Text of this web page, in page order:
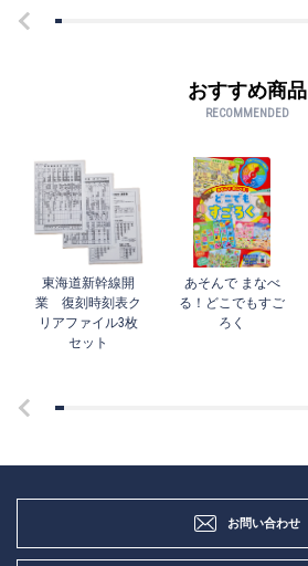
おすすめ商品
RECOMMENDED
東海道新幹線開
業 復刻時刻表ク
リアファイル3枚
セット
あそんで まなべ
る！どこでもすご
ろく
お問い合わせ